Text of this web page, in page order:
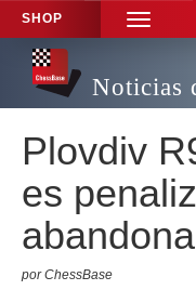
SHOP
TOGGLE
Noticias
Plovdiv
es
por ChessBase